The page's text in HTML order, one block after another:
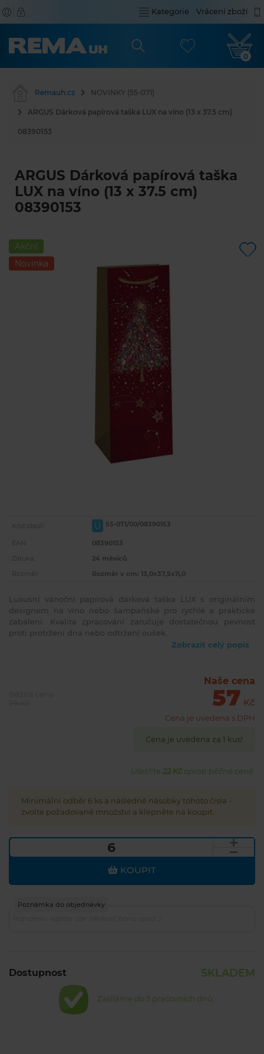
Kategorie Vrácení zboží
0
Remauh.cz NOVINKY (55-071)
ARGUS Dárková papírová taška LUX na víno (13 x 37.5 cm)
08390153
ARGUS Dárková papírová taška
LUX na víno (13 x 37.5 cm)
08390153
Akční
Novinka
Kód zboží: U 55-071/00/08390153
EAN:
08390153
Záruka:
24 měsíců
Rozměr:
Rozměr v cm: 13,0x37,5x11,0
Luxusní vánoční papírová dárková taška LUX s originálním
designem na víno nebo šampaňské pro rychlé a praktické
zabalení. Kvalita zpracování zaručuje dostatečnou pevnost
proti protržení dna nebo odtržení oušek.
Zobrazit celý popis
Naše cena
57 Kč
Cena je uvedena s DPH
Cena je uvedena za 1 kus!
Ušetříte 22 Kčoproti běžné ceně.
Minimální odběr 6 ks a následně násobky tohoto čísla -
zvolte požadované množství a klepněte na koupit.
KOUPIT
Poznámka do objednávky
Dostupnost SKLADEM
Zasíláme do 5 pracovních dnů.